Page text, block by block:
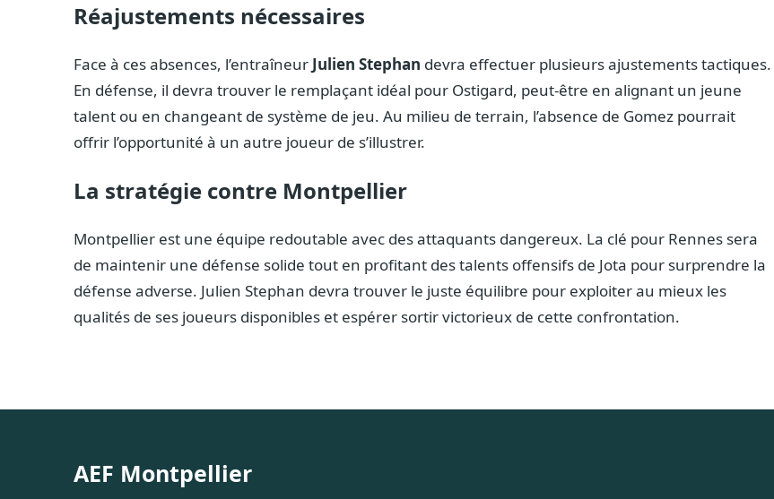
Réajustements nécessaires
Face à ces absences, l’entraîneur Julien Stephan devra effectuer plusieurs ajustements tactiques.
En défense, il devra trouver le remplaçant idéal pour Ostigard, peut-être en alignant un jeune
talent ou en changeant de système de jeu. Au milieu de terrain, l’absence de Gomez pourrait
offrir l’opportunité à un autre joueur de s’illustrer.
La stratégie contre Montpellier
Montpellier est une équipe redoutable avec des attaquants dangereux. La clé pour Rennes sera
de maintenir une défense solide tout en profitant des talents offensifs de Jota pour surprendre la
défense adverse. Julien Stephan devra trouver le juste équilibre pour exploiter au mieux les
qualités de ses joueurs disponibles et espérer sortir victorieux de cette confrontation.
AEF Montpellier